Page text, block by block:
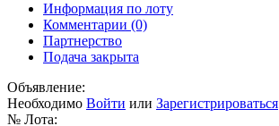
Информация по лоту
Комментарии (0)
Партнерство
Подача закрыта
Объявление:
Необходимо Войти или Зарегистрироваться
№ Лота: